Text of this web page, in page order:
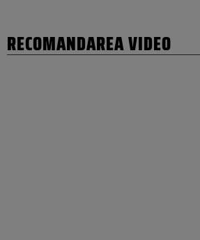
RECOMANDAREA VIDEO